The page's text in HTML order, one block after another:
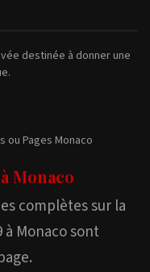
destinée à donner une
Pages Monaco
Monaco
complètes sur la
Monaco sont